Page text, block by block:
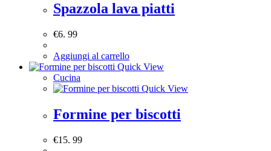
Spazzola lava piatti
€6. 99
Aggiungi al carrello
Quick View
Cucina
Quick View
Formine per biscotti
€15. 99